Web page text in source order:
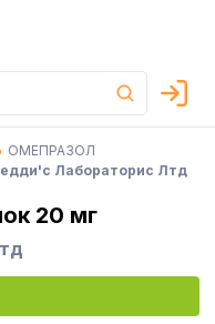
ОМЕПРАЗОЛ
Лабораторис Лтд
20 мг